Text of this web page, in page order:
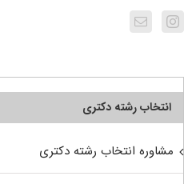
انتخاب رشته دکتری
مشاوره انتخاب رشته دکتری